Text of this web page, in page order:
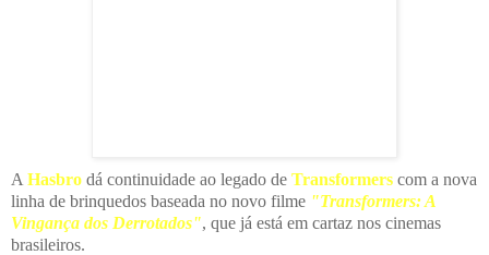
A Hasbro dá continuidade ao legado de Transformers com a nova
linha de brinquedos baseada no novo filme "Transformers: A
Vingança dos Derrotados", que já está em cartaz nos cinemas
brasileiros.